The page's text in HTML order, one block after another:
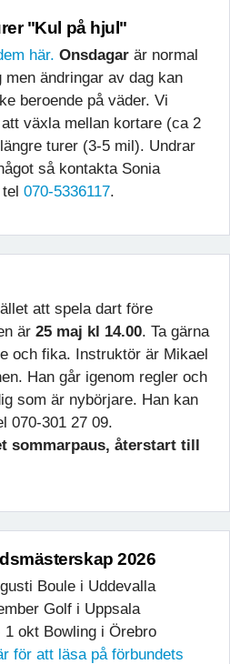
"Kul på hjul"
här. Onsdagar är normal
men ändringar av dag kan
beroende på väder. Vi
växla mellan kortare (ca 2
turer (3-5 mil). Undrar
så kontakta Sonia
070-5336117.
att spela dart före
är 25 maj kl 14.00. Ta gärna
och fika. Instruktör är Mikael
Han går igenom regler och
som är nybörjare. Han kan
070-301 27 09.
sommarpaus, återstart till
2026
Boule i Uddevalla
Golf i Uppsala
1 okt Bowling i Örebro
för att läsa på förbundets